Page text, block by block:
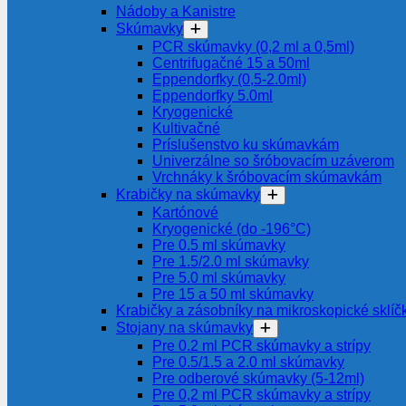
Nádoby a Kanistre
Skúmavky
PCR skúmavky (0,2 ml a 0,5ml)
Centrifugačné 15 a 50ml
Eppendorfky (0,5-2.0ml)
Eppendorfky 5.0ml
Kryogenické
Kultivačné
Príslušenstvo ku skúmavkám
Univerzálne so šróbovacím uzáverom
Vrchnáky k šróbovacím skúmavkám
Krabičky na skúmavky
Kartónové
Kryogenické (do -196°C)
Pre 0.5 ml skúmavky
Pre 1.5/2.0 ml skúmavky
Pre 5.0 ml skúmavky
Pre 15 a 50 ml skúmavky
Krabičky a zásobníky na mikroskopické
Stojany na skúmavky
Pre 0.2 ml PCR skúmavky a strípy
Pre 0.5/1.5 a 2.0 ml skúmavky
Pre odberové skúmavky (5-12ml)
Pre 0,2 ml PCR skúmavky a strípy